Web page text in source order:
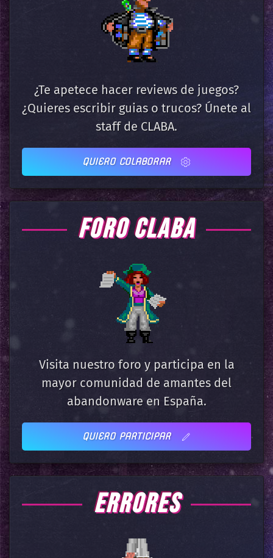
¿Te apetece hacer reviews de juegos?
¿Quieres escribir guias o trucos? Únete al
staff de CLABA.
QUIERO COLABORAR
FORO CLABA
Visita nuestro foro y participa en la
mayor comunidad de amantes del
abandonware en España.
QUIERO PARTICIPAR
ERRORES